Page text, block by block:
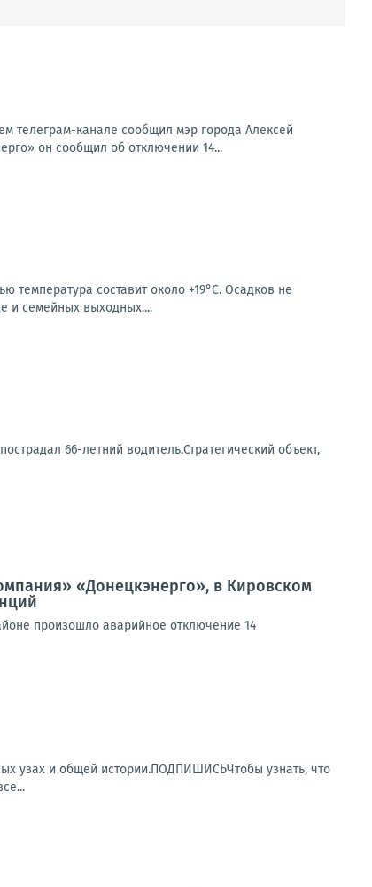
телеграм-канале сообщил мэр города Алексей
он сообщил об отключении 14...
температура составит около +19°C. Осадков не
и семейных выходных....
66-летний водитель.Стратегический объект,
«Донецкэнерго», в Кировском
произошло аварийное отключение 14
узах и общей истории.ПОДПИШИСЬЧтобы узнать, что